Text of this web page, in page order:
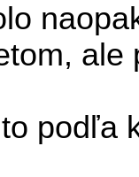
ale
podľa